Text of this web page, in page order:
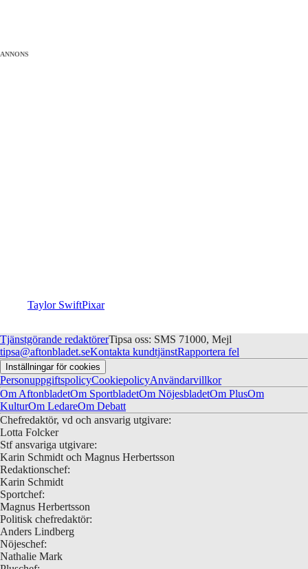
ANNONS
Taylor SwiftPixar
Tjänstgörande redaktörerTipsa oss: SMS 71000, Mejl
tipsa@aftonbladet.seKontakta kundtjänstRapportera fel
Inställningar för cookies
PersonuppgiftspolicyCookiepolicyAnvändarvillkor
Om AftonbladetOm SportbladetOm NöjesbladetOm PlusOm
KulturOm LedareOm Debatt
Chefredaktör, vd och ansvarig utgivare:
Lotta Folcker
Stf ansvariga utgivare:
Karin Schmidt och Magnus Herbertsson
Redaktionschef:
Karin Schmidt
Sportchef:
Magnus Herbertsson
Politisk chefredaktör:
Anders Lindberg
Nöjeschef:
Nathalie Mark